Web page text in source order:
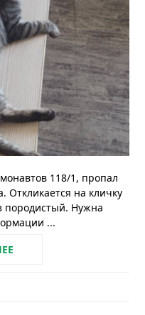
118/1, пропал
Откликается на кличку
породистый. Нужна
...